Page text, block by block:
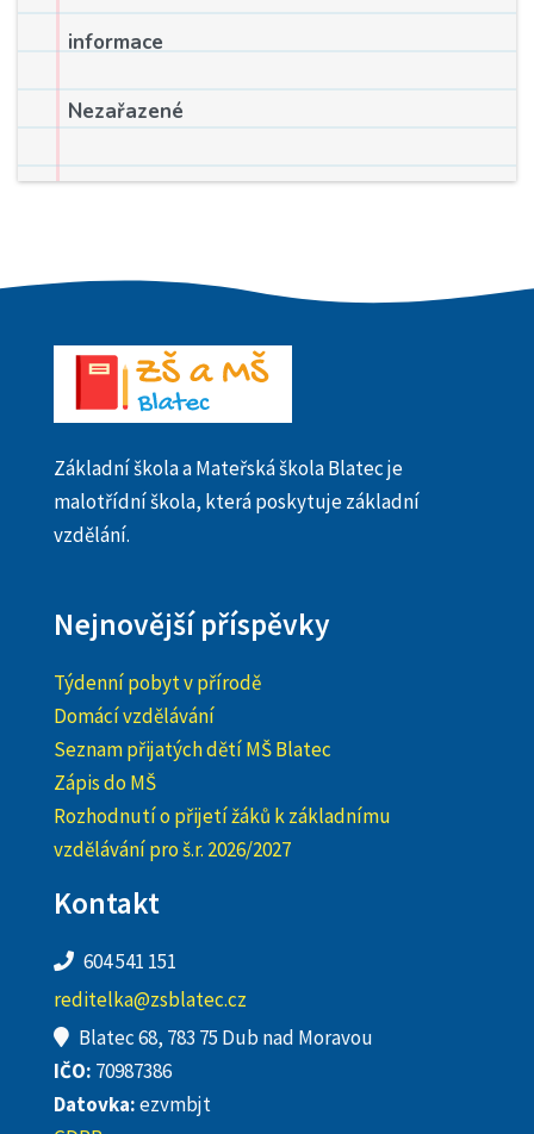
informace
Nezařazené
Základní škola a Mateřská škola Blatec je
malotřídní škola, která poskytuje základní
vzdělání.
Nejnovější příspěvky
Týdenní pobyt v přírodě
Domácí vzdělávání
Seznam přijatých dětí MŠ Blatec
Zápis do MŠ
Rozhodnutí o přijetí žáků k základnímu
vzdělávání pro š.r. 2026/2027
Kontakt
604 541 151
reditelka@zsblatec.cz
Blatec 68, 783 75 Dub nad Moravou
IČO: 70987386
Datovka:ezvmbjt